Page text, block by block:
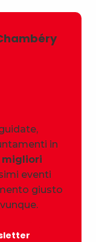
in
migliori
eventi
giusto